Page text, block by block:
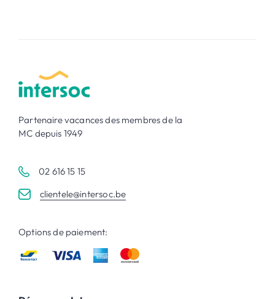
Partenaire vacances des membres de la
MC depuis 1949
02 616 15 15
clientele@intersoc.be
Options de paiement: